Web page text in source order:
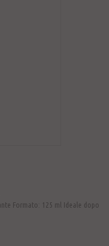
Formato: 125 ml Ideale dopo